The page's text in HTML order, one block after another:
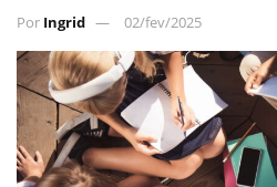
Por Ingrid 02/fev/2025